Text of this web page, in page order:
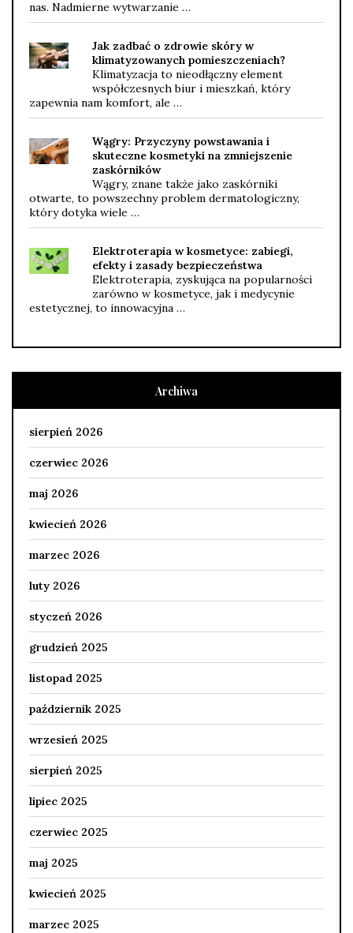
nas. Nadmierne wytwarzanie …
Jak zadbać o zdrowie skóry w
klimatyzowanych pomieszczeniach?
Klimatyzacja to nieodłączny element
współczesnych biur i mieszkań, który
zapewnia nam komfort, ale …
Wągry: Przyczyny powstawania i
skuteczne kosmetyki na zmniejszenie
zaskórników
Wągry, znane także jako zaskórniki
otwarte, to powszechny problem dermatologiczny,
który dotyka wiele …
Elektroterapia w kosmetyce: zabiegi,
efekty i zasady bezpieczeństwa
Elektroterapia, zyskująca na popularności
zarówno w kosmetyce, jak i medycynie
estetycznej, to innowacyjna …
Archiwa
sierpień 2026
czerwiec 2026
maj 2026
kwiecień 2026
marzec 2026
luty 2026
styczeń 2026
grudzień 2025
listopad 2025
październik 2025
wrzesień 2025
sierpień 2025
lipiec 2025
czerwiec 2025
maj 2025
kwiecień 2025
marzec 2025